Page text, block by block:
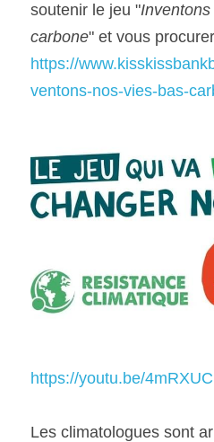
soutenir le jeu "
carbone" et vous
https://
ventons-nos-vies-bas-
https://youtu.be/
Les climatologues sont